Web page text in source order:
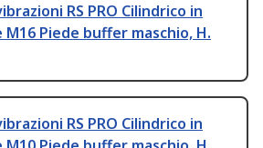
RS PRO Cilindrico in
Piede buffer maschio, H.
RS PRO Cilindrico in